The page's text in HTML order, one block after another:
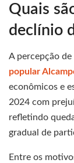
Quais
declínio
A percepção de
popular
econômicos e
2024 com
refletindo
gradual de
Entre os